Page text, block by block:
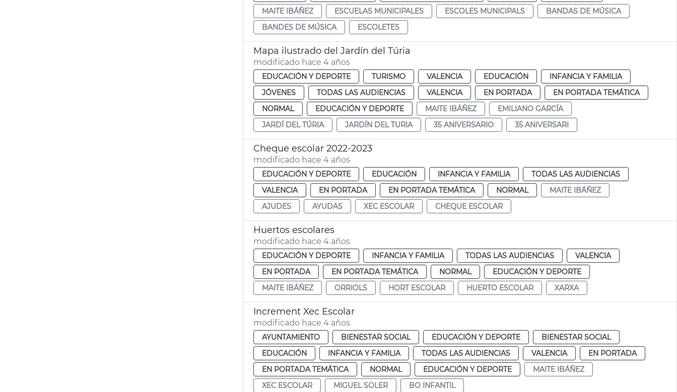
MAITE IBÁÑEZ
ESCUELAS MUNICIPALES ESCOLES MUNICIPALS
BANDAS DE MÚSICA
BANDES DE MÚSICA
ESCOLETES
Mapa ilustrado del Jardín del Túria
modificado hace 4 años
EDUCACIÓN Y DEPORTE TURISMO VALENCIA EDUCACIÓN
INFANCIA Y FAMILIA
JÓVENES
TODAS LAS AUDIENCIAS VALENCIA EN PORTADA
EN PORTADA TEMÁTICA
NORMAL
EDUCACIÓN Y DEPORTE MAITE IBÁÑEZ
EMILIANO GARCÍA
JARDÍ DEL TÚRIA
JARDÍN DEL TURIA 35 ANIVERSARIO 35 ANIVERSARI
Cheque escolar 2022-2023
modificado hace 4 años
EDUCACIÓN Y DEPORTE EDUCACIÓN INFANCIA Y FAMILIA
TODAS LAS AUDIENCIAS
VALENCIA
EN PORTADA EN PORTADA TEMÁTICA NORMAL
MAITE IBÁÑEZ
AJUDES
AYUDAS XEC ESCOLAR CHEQUE ESCOLAR
Huertos escolares
modificado hace 4 años
EDUCACIÓN Y DEPORTE INFANCIA Y FAMILIA TODAS LAS AUDIENCIAS
VALENCIA
EN PORTADA
EN PORTADA TEMÁTICA NORMAL
EDUCACIÓN Y DEPORTE
MAITE IBÁÑEZ
ORRIOLS HORT ESCOLAR HUERTO ESCOLAR XARXA
Increment Xec Escolar
modificado hace 4 años
AYUNTAMIENTO BIENESTAR SOCIAL EDUCACIÓN Y DEPORTE
BIENESTAR SOCIAL
EDUCACIÓN
INFANCIA Y FAMILIA TODAS LAS AUDIENCIAS VALENCIA
EN PORTADA
EN PORTADA TEMÁTICA
NORMAL EDUCACIÓN Y DEPORTE
MAITE IBÁÑEZ
XEC ESCOLAR
MIGUEL SOLER BO INFANTIL